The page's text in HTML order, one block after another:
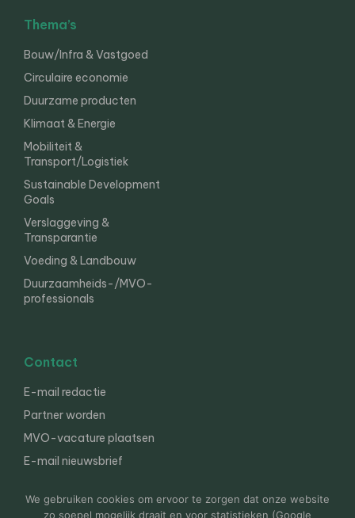
Thema’s
Bouw/Infra & Vastgoed
Circulaire economie
Duurzame producten
Klimaat & Energie
Mobiliteit &
Transport/Logistiek
Sustainable Development
Goals
Verslaggeving &
Transparantie
Voeding & Landbouw
Duurzaamheids-/MVO-
professionals
Contact
E-mail redactie
Partner worden
MVO-vacature plaatsen
E-mail nieuwsbrief
We gebruiken cookies om ervoor te zorgen dat onze website
zo soepel mogelijk draait en voor statistieken (Google